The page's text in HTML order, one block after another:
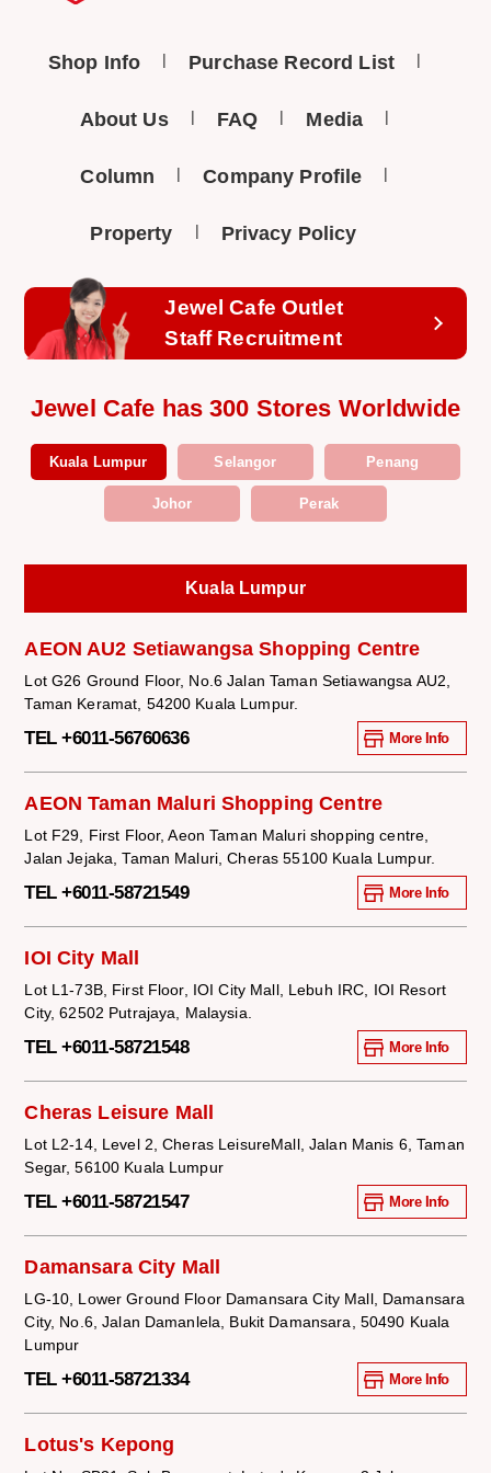
Shop Info Purchase Record List
About Us FAQ Media
Column Company Profile
Property Privacy Policy
Jewel Cafe Outlet
Staff Recruitment
Jewel Cafe has 300 Stores Worldwide
Kuala Lumpur Selangor Penang
Johor Perak
Kuala Lumpur
AEON AU2 Setiawangsa Shopping Centre
Lot G26 Ground Floor, No.6 Jalan Taman Setiawangsa AU2,
Taman Keramat, 54200 Kuala Lumpur.
TEL +6011-56760636 More Info
AEON Taman Maluri Shopping Centre
Lot F29, First Floor, Aeon Taman Maluri shopping centre,
Jalan Jejaka, Taman Maluri, Cheras 55100 Kuala Lumpur.
TEL +6011-58721549 More Info
IOI City Mall
Lot L1-73B, First Floor, IOI City Mall, Lebuh IRC, IOI Resort
City, 62502 Putrajaya, Malaysia.
TEL +6011-58721548 More Info
Cheras Leisure Mall
Lot L2-14, Level 2, Cheras LeisureMall, Jalan Manis 6, Taman
Segar, 56100 Kuala Lumpur
TEL +6011-58721547 More Info
Damansara City Mall
LG-10, Lower Ground Floor Damansara City Mall, Damansara
City, No.6, Jalan Damanlela, Bukit Damansara, 50490 Kuala
Lumpur
TEL +6011-58721334 More Info
Lotus's Kepong